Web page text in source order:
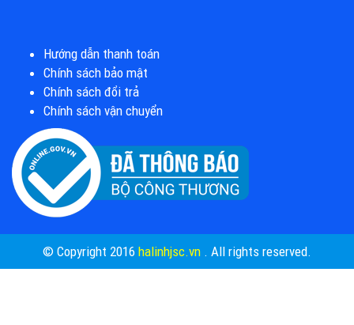
Hướng dẫn thanh toán
Chính sách bảo mật
Chính sách đổi trả
Chính sách vận chuyển
© Copyright 2016 halinhjsc.vn . All rights reserved.